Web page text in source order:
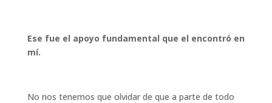
Ese fue el apoyo fundamental que el encontró en
mí.
No nos tenemos que olvidar de que a parte de todo